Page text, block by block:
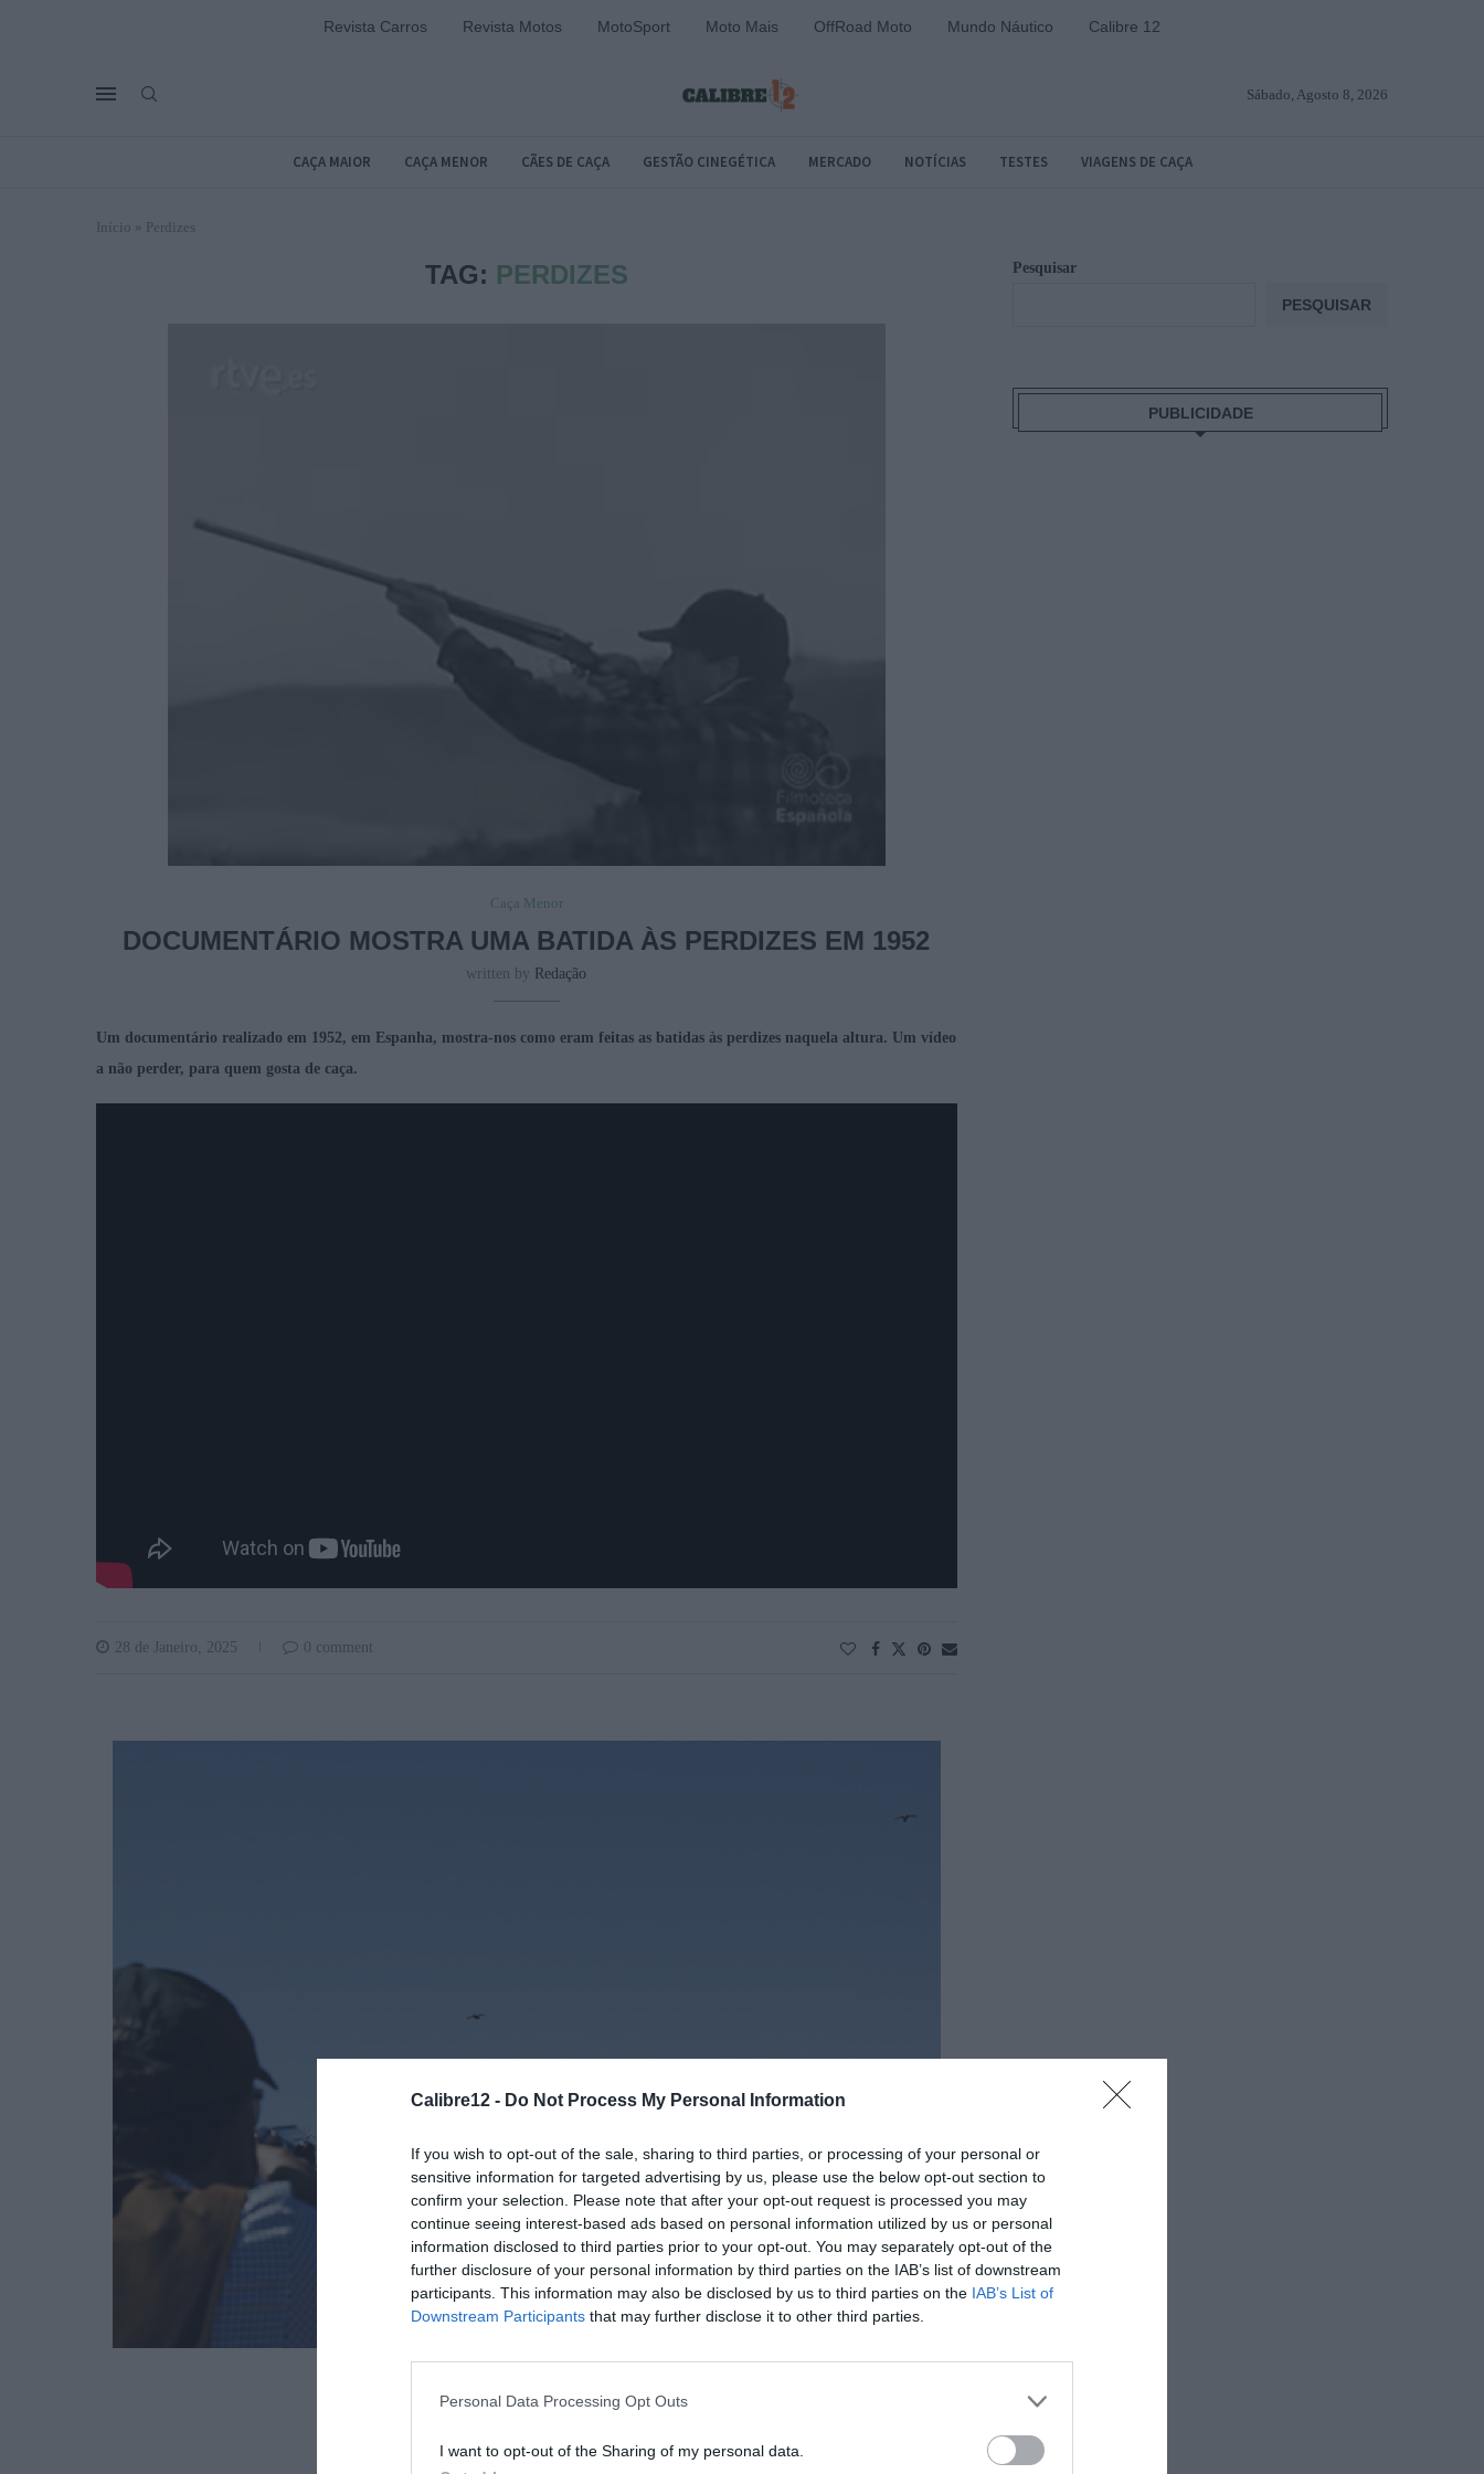
Calibre12 - Do Not Process My Personal Information
If you wish to opt-out of the sale, sharing to third parties, or processing of your personal or
sensitive information for targeted advertising by us, please use the below opt-out section to
confirm your selection. Please note that after your opt-out request is processed you may
continue seeing interest-based ads based on personal information utilized by us or personal
information disclosed to third parties prior to your opt-out. You may separately opt-out of the
further disclosure of your personal information by third parties on the IAB’s list of downstream
participants. This information may also be disclosed by us to third parties on the IAB’s List of
Downstream Participants that may further disclose it to other third parties.
Personal Data Processing Opt Outs
I want to opt-out of the Sharing of my personal data.
Revista Carros Revista Motos MotoSport Moto Mais OffRoad Moto Mundo Náutico Calibre 12
Sábado, Agosto 8, 2026
CAÇA MAIOR CAÇA MENOR CÃES DE CAÇA GESTÃO CINEGÉTICA MERCADO NOTÍCIAS TESTES VIAGENS DE CAÇA
Início » Perdizes
TAG: PERDIZES
Caça Menor
DOCUMENTÁRIO MOSTRA UMA BATIDA ÀS PERDIZES EM 1952
written by Redação
Um documentário realizado em 1952, em Espanha, mostra-nos como eram feitas as batidas às perdizes naquela altura. Um vídeo
a não perder, para quem gosta de caça.
28 de Janeiro, 2025 0 comment
written byRedação
Pesquisar
PESQUISAR
PUBLICIDADE